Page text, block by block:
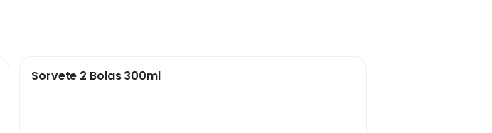
Sorvete 2 Bolas 300ml